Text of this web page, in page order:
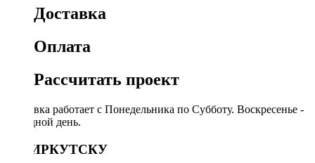
Доставка
Оплата
Рассчитать проект
Доставка работает с Понедельника по Субботу. Воскресенье -
выходной день.
ПО ИРКУТСКУ